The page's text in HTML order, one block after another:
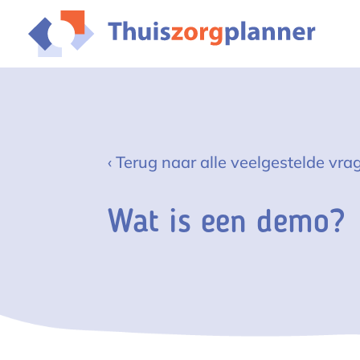
‹ Terug naar alle veelgestelde
Wat is een demo?